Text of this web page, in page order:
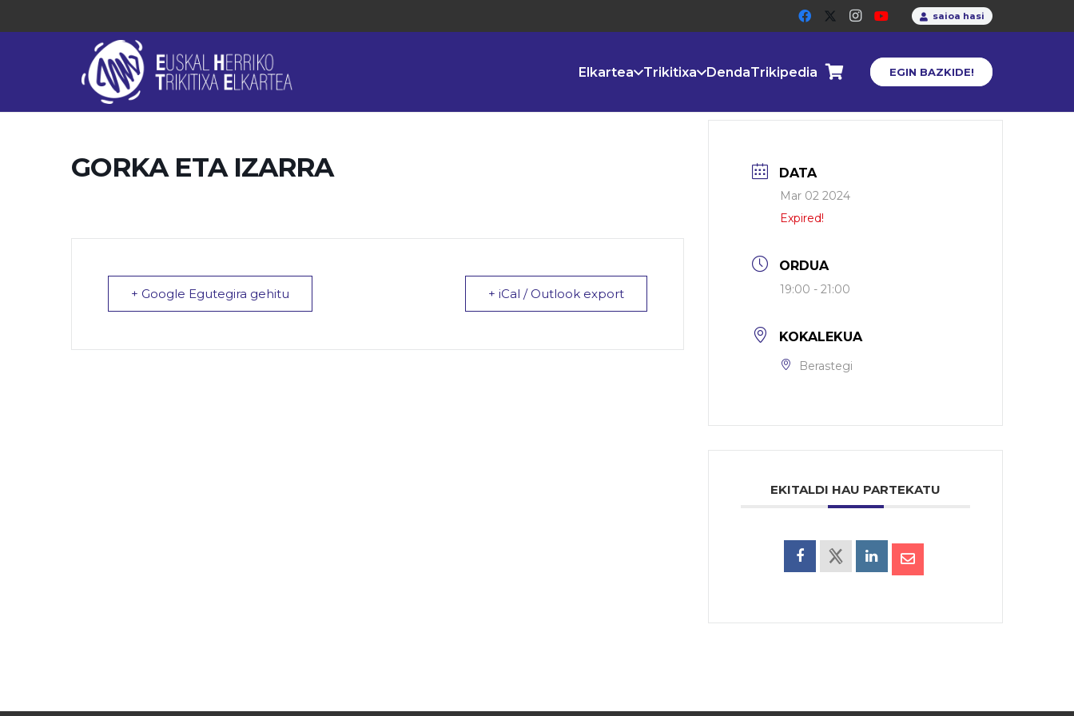
saioa hasi
Elkartea Trikitixa DendaTrikipedia EGIN BAZKIDE!
GORKA ETA IZARRA
+ Google Egutegira gehitu + iCal / Outlook export
DATA
Mar 02 2024
Expired!
ORDUA
19:00 - 21:00
KOKALEKUA
Berastegi
EKITALDI HAU PARTEKATU